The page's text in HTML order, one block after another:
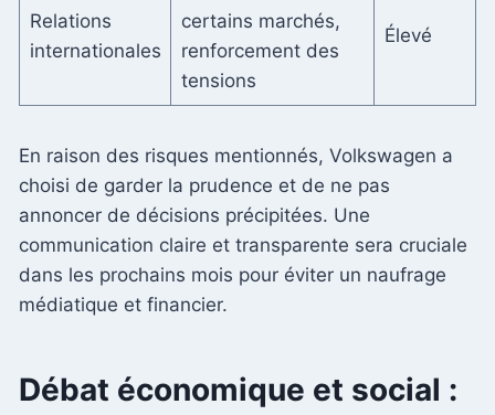
Relations
internationales
certains marchés,
renforcement des
tensions
Élevé
En raison des risques mentionnés, Volkswagen a
choisi de garder la prudence et de ne pas
annoncer de décisions précipitées. Une
communication claire et transparente sera cruciale
dans les prochains mois pour éviter un naufrage
médiatique et financier.
Débat économique et social :